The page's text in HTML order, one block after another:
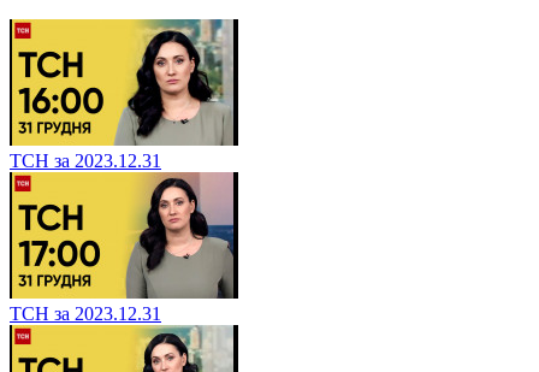
ТСН за 2023.12.31
ТСН за 2023.12.31